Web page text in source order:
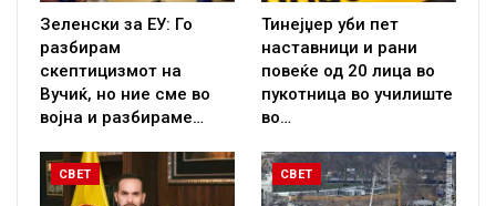
Зеленски за ЕУ: Го
разбирам
скептицизмот на
Вучиќ, но ние сме во
војна и разбираме…
Тинејџер уби пет
наставници и рани
повеќе од 20 лица во
пукотница во училиште
во…
СВЕТ СВЕТ